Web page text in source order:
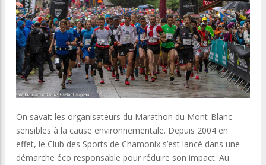
On savait les organisateurs du Marathon du Mont-Blanc
sensibles à la cause environnementale. Depuis 2004 en
effet, le Club des Sports de Chamonix s’est lancé dans une
démarche éco responsable pour réduire son impact. Au